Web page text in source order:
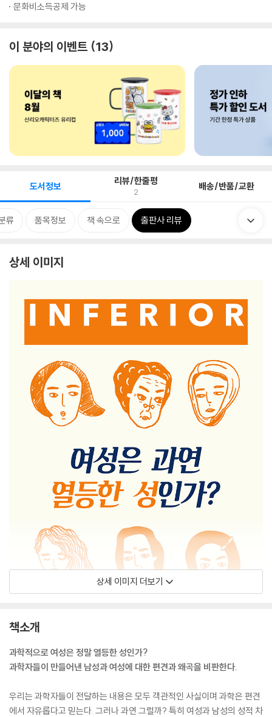
문화비소득공제 가능
이 분야의 이벤트 13
도서정보 리뷰/한줄평
2 배송/반품/교환
류 품목정보 책 속으로 출판사 리뷰
상세 이미지
상세 이미지 더보기
책소개
과학적으로 여성은 정말 열등한 성인가?
과학자들이 만들어낸 남성과 여성에 대한 편견과 왜곡을 비판한다.
우리는 과학자들이 전달하는 내용은 모두 객관적인 사실이며 과학은 편견
에서 자유롭다고 믿는다. 그러나 과연 그럴까? 특히 여성과 남성의 성적 차